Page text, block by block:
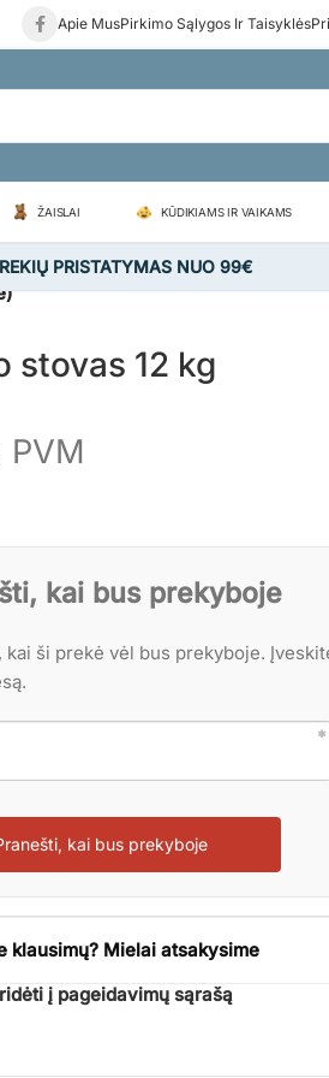
Apie MusPirkimo Sąlygos Ir Taisyklės
ŽAISLAI KŪDIKIAMS IR VAIKAMS
PRISTATYMAS NUO 99€
stovas 12 kg
PVM
kai bus prekyboje
ši prekė vėl bus prekyboje.
kai bus prekyboje
klausimų? Mielai atsakysime
į pageidavimų sąrašą